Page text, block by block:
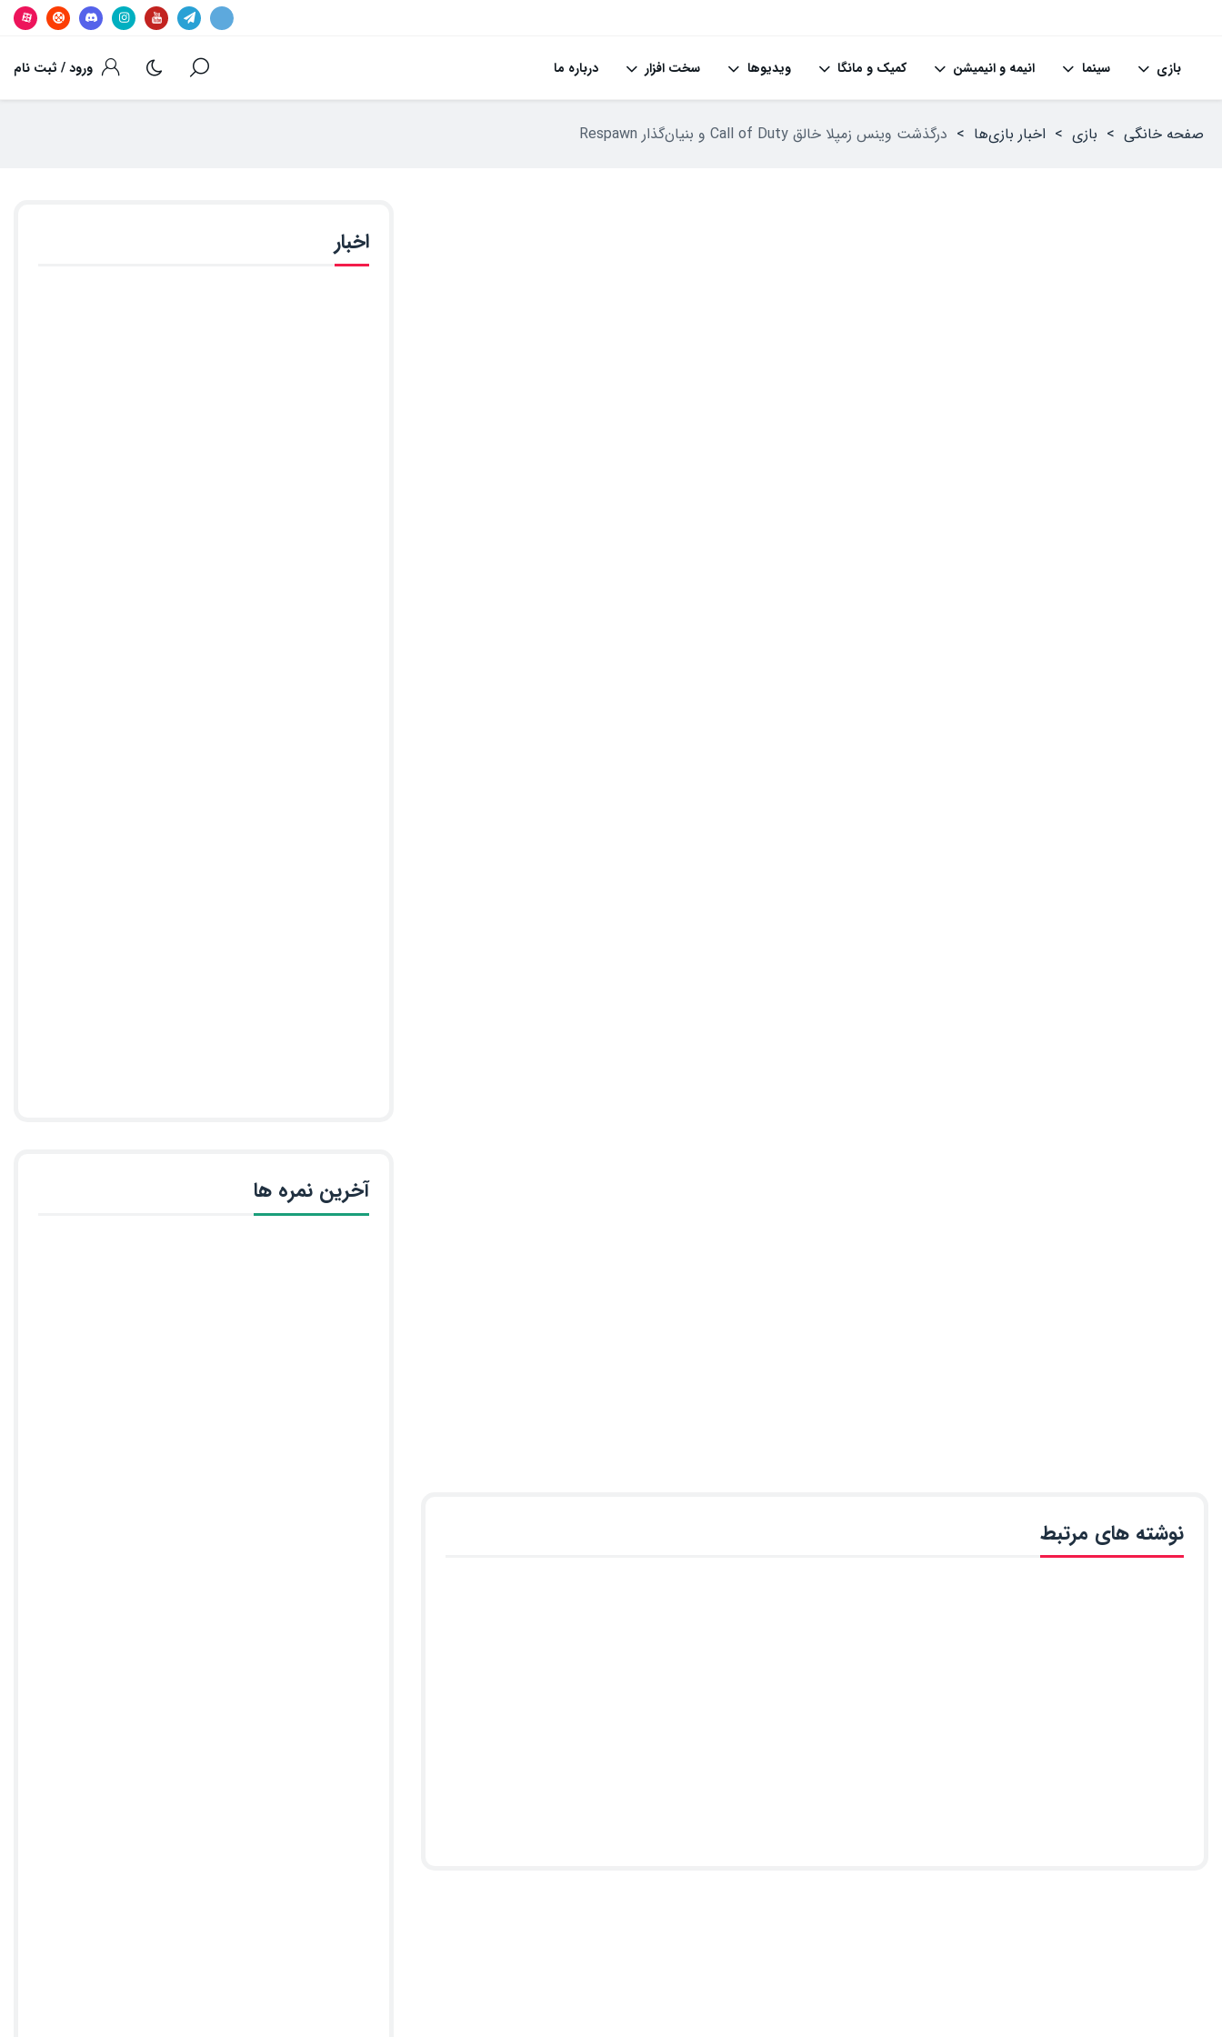
ورود / ثبت نام بازی سینما انیمه و انیمیشن کمیک و مانگا ویدیوها سخت افزار درباره ما
صفحه خانگی > بازی > اخبار بازی‌ها > درگذشت وینس زمپلا خالق Call of Duty و بنیان‌گذار Respawn
نوشته های مرتبط
اخبار
آخرین نمره ها